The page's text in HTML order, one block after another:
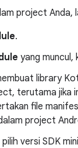
project Anda,
.
yang muncul,
library
terutama jika
file
project
versi SDK